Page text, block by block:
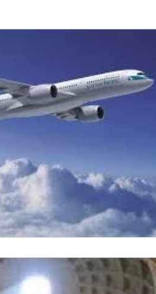
Pensées du jour
Journal de bord